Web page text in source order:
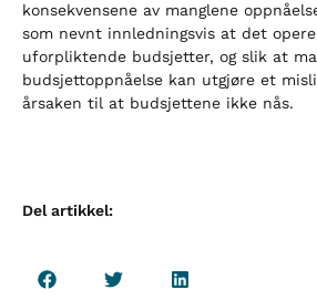
konsekvensene av manglene
som nevnt innledningsvis at det
uforpliktende budsjetter, og slik at
budsjettoppnåelse kan utgjøre et
årsaken til at budsjettene ikke nås.
Del artikkel: